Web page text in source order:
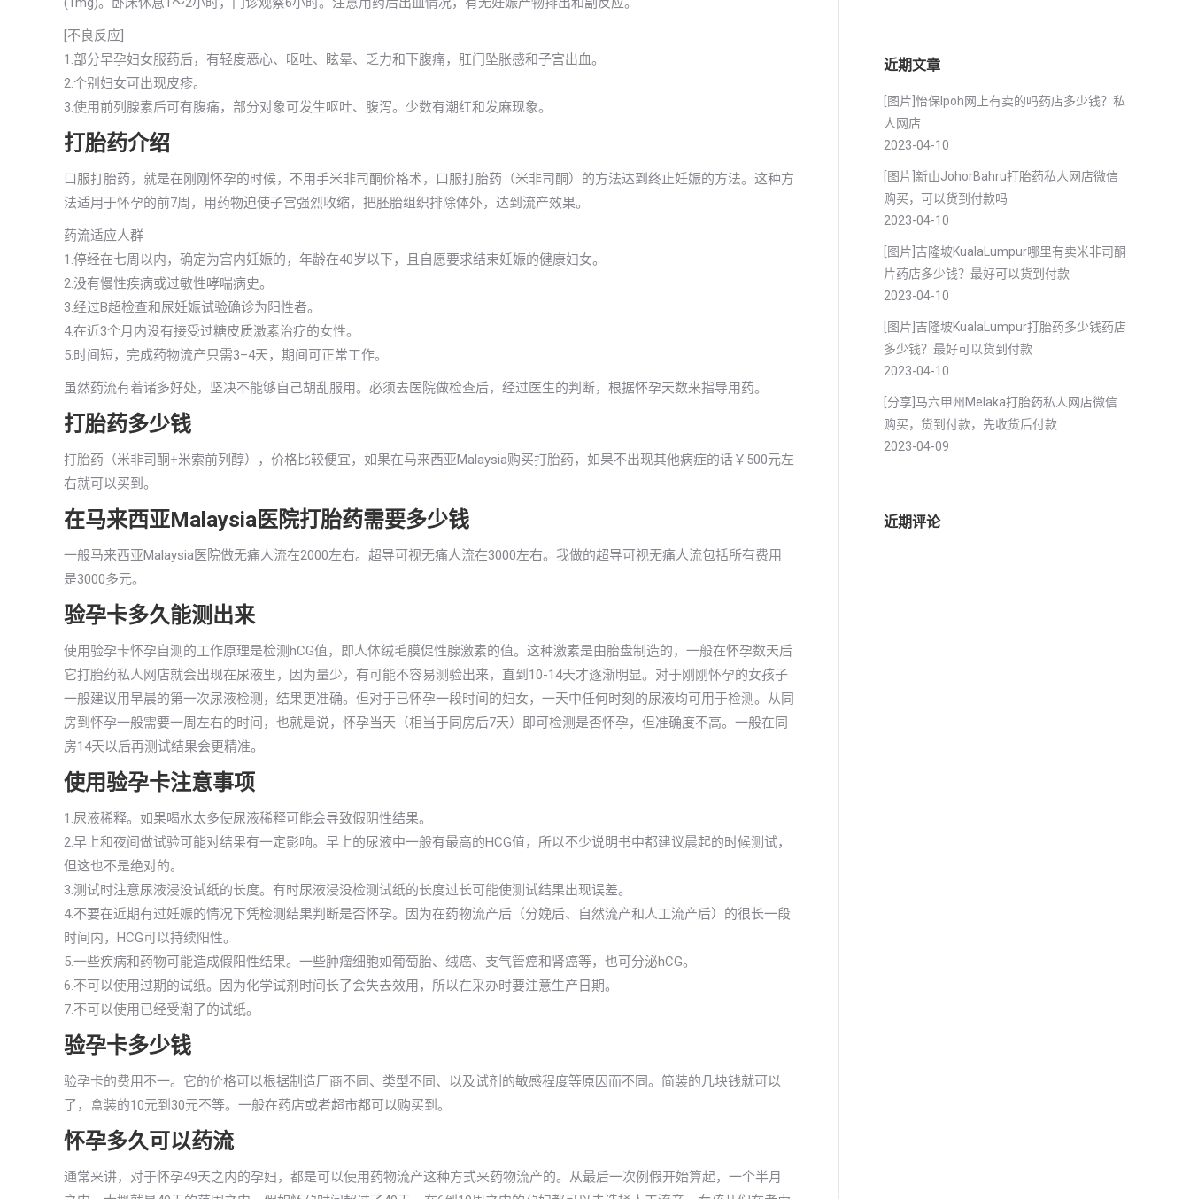
[不良反应]
1.部分早孕妇女服药后，有轻度恶心、呕吐、眩晕、乏力和下腹痛，肛门坠胀感和子宫出血。
2.个别妇女可出现皮疹。
3.使用前列腺素后可有腹痛，部分对象可发生呕吐、腹泻。少数有潮红和发麻现象。
打胎药介绍
口服打胎药，就是在刚刚怀孕的时候，不用手米非司酮价格术，口服打胎药（米非司酮）的方法达到终止妊娠的方法。这种方
法适用于怀孕的前7周，用药物迫使子宫强烈收缩，把胚胎组织排除体外，达到流产效果。
药流适应人群
1.停经在七周以内，确定为宫内妊娠的，年龄在40岁以下，且自愿要求结束妊娠的健康妇女。
2.没有慢性疾病或过敏性哮喘病史。
3.经过B超检查和尿妊娠试验确诊为阳性者。
4.在近3个月内没有接受过糖皮质激素治疗的女性。
5.时间短，完成药物流产只需3–4天，期间可正常工作。
虽然药流有着诸多好处，坚决不能够自己胡乱服用。必须去医院做检查后，经过医生的判断，根据怀孕天数来指导用药。
打胎药多少钱
打胎药（米非司酮+米索前列醇），价格比较便宜，如果在马来西亚Malaysia购买打胎药，如果不出现其他病症的话￥500元左
右就可以买到。
在马来西亚Malaysia医院打胎药需要多少钱
一般马来西亚Malaysia医院做无痛人流在2000左右。超导可视无痛人流在3000左右。我做的超导可视无痛人流包括所有费用
是3000多元。
验孕卡多久能测出来
使用验孕卡怀孕自测的工作原理是检测hCG值，即人体绒毛膜促性腺激素的值。这种激素是由胎盘制造的，一般在怀孕数天后
它打胎药私人网店就会出现在尿液里，因为量少，有可能不容易测验出来，直到10-14天才逐渐明显。对于刚刚怀孕的女孩子
一般建议用早晨的第一次尿液检测，结果更准确。但对于已怀孕一段时间的妇女，一天中任何时刻的尿液均可用于检测。从同
房到怀孕一般需要一周左右的时间，也就是说，怀孕当天（相当于同房后7天）即可检测是否怀孕，但准确度不高。一般在同
房14天以后再测试结果会更精准。
使用验孕卡注意事项
1.尿液稀释。如果喝水太多使尿液稀释可能会导致假阴性结果。
2.早上和夜间做试验可能对结果有一定影响。早上的尿液中一般有最高的HCG值，所以不少说明书中都建议晨起的时候测试，
但这也不是绝对的。
3.测试时注意尿液浸没试纸的长度。有时尿液浸没检测试纸的长度过长可能使测试结果出现误差。
4.不要在近期有过妊娠的情况下凭检测结果判断是否怀孕。因为在药物流产后（分娩后、自然流产和人工流产后）的很长一段
时间内，HCG可以持续阳性。
5.一些疾病和药物可能造成假阳性结果。一些肿瘤细胞如葡萄胎、绒癌、支气管癌和肾癌等，也可分泌hCG。
6.不可以使用过期的试纸。因为化学试剂时间长了会失去效用，所以在采办时要注意生产日期。
7.不可以使用已经受潮了的试纸。
验孕卡多少钱
验孕卡的费用不一。它的价格可以根据制造厂商不同、类型不同、以及试剂的敏感程度等原因而不同。简装的几块钱就可以
了，盒装的10元到30元不等。一般在药店或者超市都可以购买到。
怀孕多久可以药流
通常来讲，对于怀孕49天之内的孕妇，都是可以使用药物流产这种方式来药物流产的。从最后一次例假开始算起，一个半月
近期文章
[图片]怡保lpoh网上有卖的吗药店多少钱？私
人网店
2023-04-10
[图片]新山JohorBahru打胎药私人网店微信
购买，可以货到付款吗
2023-04-10
[图片]吉隆坡KualaLumpur哪里有卖米非司酮
片药店多少钱？最好可以货到付款
2023-04-10
[图片]吉隆坡KualaLumpur打胎药多少钱药店
多少钱？最好可以货到付款
2023-04-10
[分享]马六甲州Melaka打胎药私人网店微信
购买，货到付款，先收货后付款
2023-04-09
近期评论